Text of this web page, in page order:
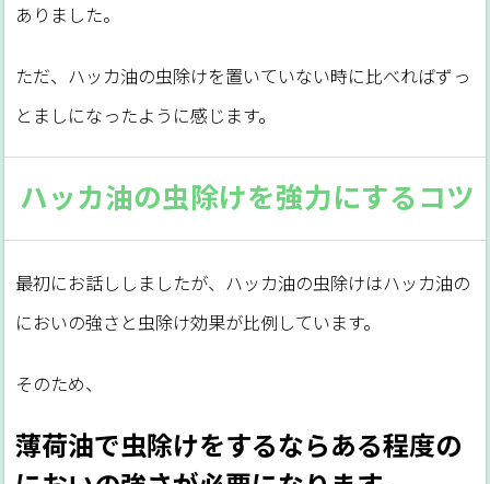
ありました。
ただ、ハッカ油の虫除けを置いていない時に比べればずっ
とましになったように感じます。
ハッカ油の虫除けを強力にするコツ
最初にお話ししましたが、ハッカ油の虫除けはハッカ油の
においの強さと虫除け効果が比例しています。
そのため、
薄荷油で虫除けをするならある程度の